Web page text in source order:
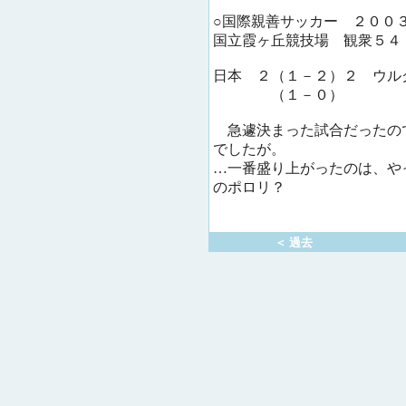
○国際親善サッカー ２００
国立霞ヶ丘競技場 観衆５４
日本 ２（１－２）２ ウル
（１－０）
急遽決まった試合だったの
でしたが。
…一番盛り上がったのは、や
のポロリ？
＜ 過去